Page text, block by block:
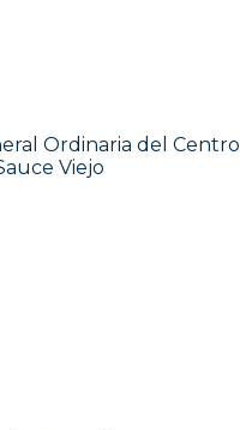
Ordinaria del Centro
Viejo